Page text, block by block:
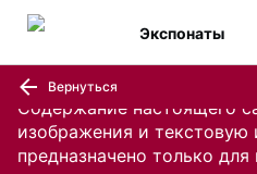
Содержание настоящего
изображения и
предназначено только для
Экспонаты
Вернуться